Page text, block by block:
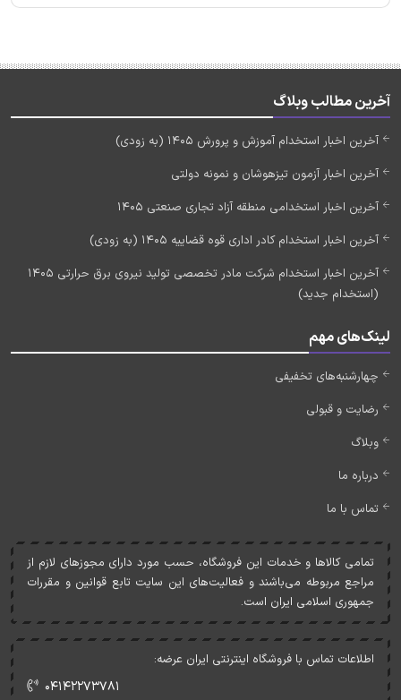
آخرین مطالب وبلاگ
آخرین اخبار استخدام آموزش و پرورش 1405 (به زودی)
آخرین اخبار آزمون تیزهوشان و نمونه دولتی
آخرین اخبار استخدامی منطقه آزاد تجاری صنعتی 1405
آخرین اخبار استخدام کادر اداری قوه قضاییه 1405 (به زودی)
آخرین اخبار استخدام شرکت مادر تخصصی تولید نیروی برق حرارتی 1405
(استخدام جدید)
لینک‌های مهم
چهارشنبه‌های تخفیفی
رضایت و قبولی
وبلاگ
درباره ما
تماس با ما
تمامی کالاها و خدمات اين فروشگاه، حسب مورد دارای مجوزهای لازم از
مراجع مربوطه می‌باشند و فعاليت‌های اين سايت تابع قوانين و مقررات
جمهوری اسلامی ايران است.
اطلاعات تماس با فروشگاه اینترنتی ایران عرضه:
۰۴۱۴۲۲۷۳۷۸۱